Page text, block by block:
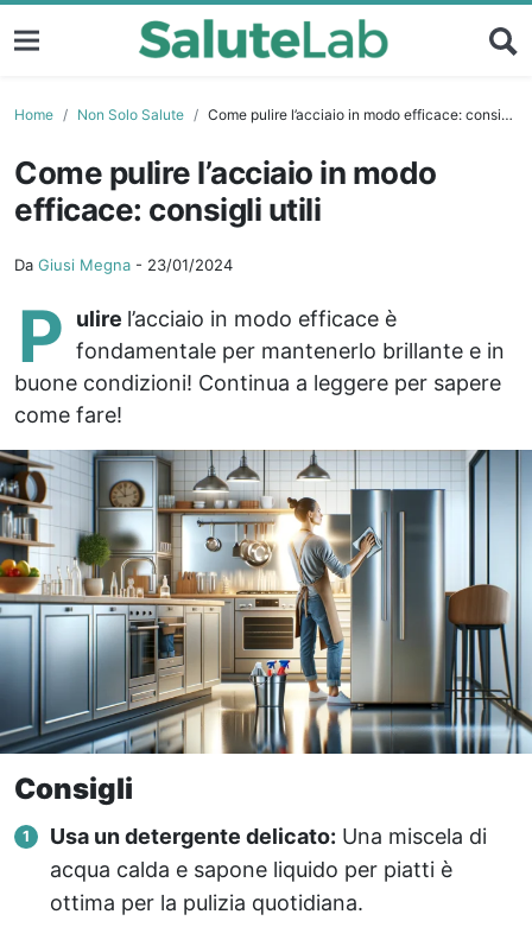
Home Non Solo Salute Come pulire l’acciaio in modo efficace: consigli utili
Come pulire l’acciaio in modo
efficace: consigli utili
Da Giusi Megna - 23/01/2024
P ulire l’acciaio in modo efficace è
fondamentale per mantenerlo brillante e in
buone condizioni! Continua a leggere per sapere
come fare!
Consigli
Usa un detergente delicato: Una miscela di
acqua calda e sapone liquido per piatti è
ottima per la pulizia quotidiana.